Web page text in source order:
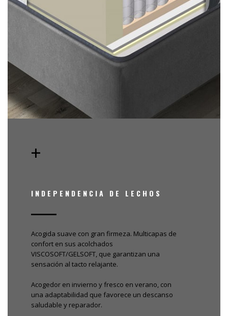
+
INDEPENDENCIA DE LECHOS
Acogida suave con gran firmeza. Multicapas de
confort en sus acolchados
VISCOSOFT/GELSOFT, que garantizan una
sensación al tacto relajante.
Acogedor en invierno y fresco en verano, con
una adaptabilidad que favorece un descanso
saludable y reparador.